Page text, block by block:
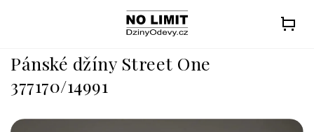
Pánské džíny Street One
377170/14991